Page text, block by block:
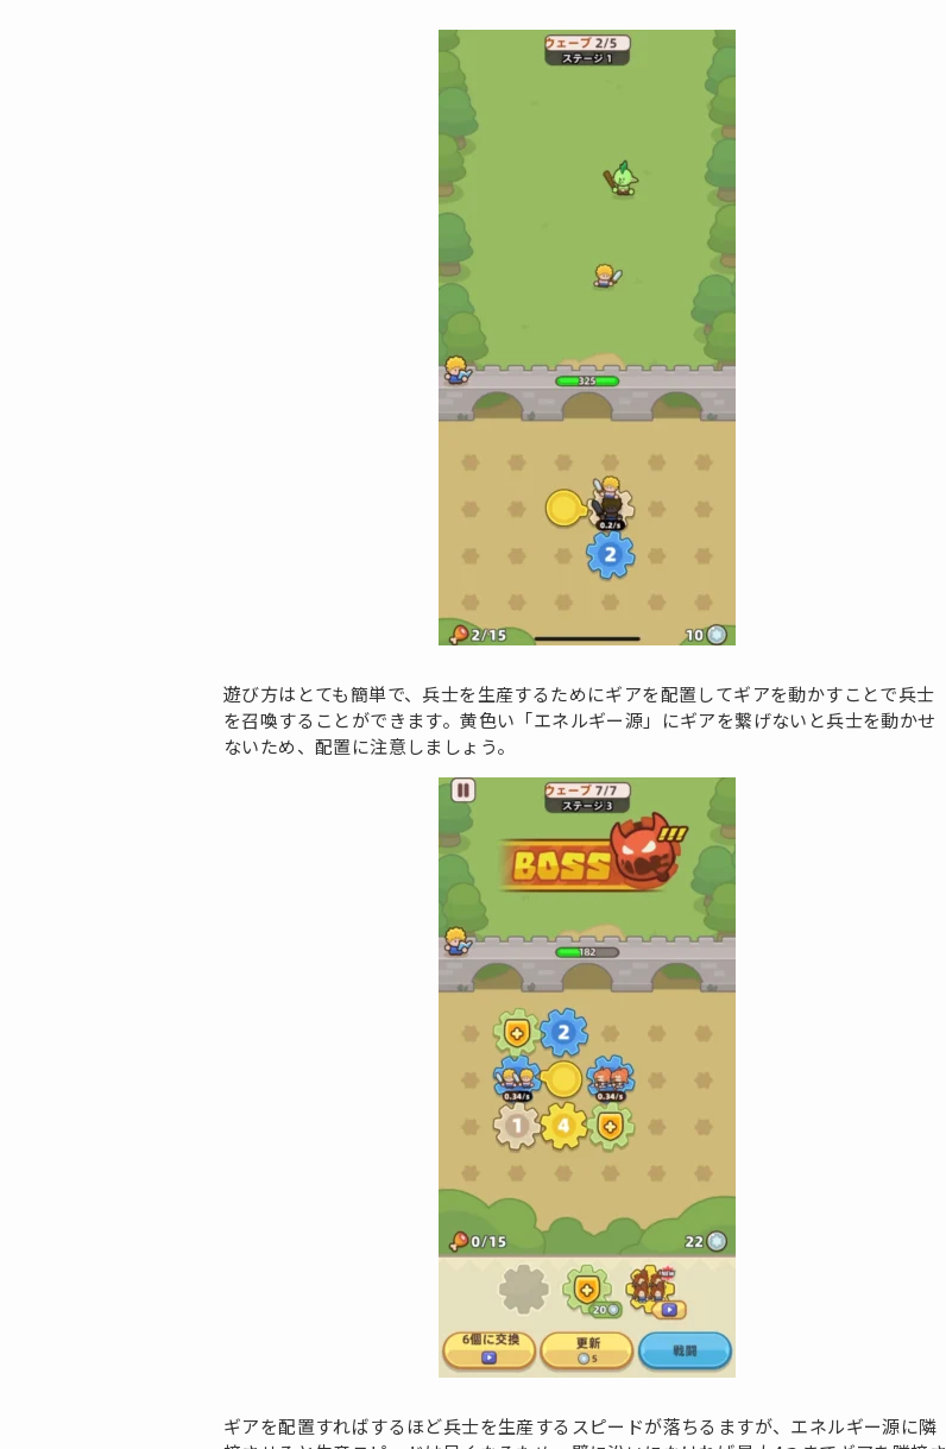
遊び方はとても簡単で、兵士を生産するためにギアを配置してギアを動かすことで兵士
を召喚することができます。黄色い「エネルギー源」にギアを繋げないと兵士を動かせ
ないため、配置に注意しましょう。
ギアを配置すればするほど兵士を生産するスピードが落ちるますが、エネルギー源に隣